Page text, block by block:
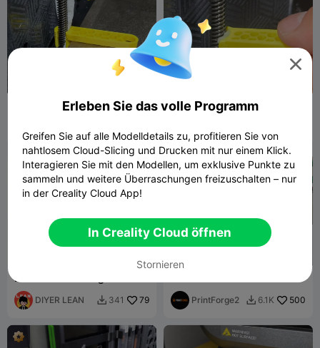
K2-Serie Z-Achsen-
K2-Serie Schmiermittel-
Werkzeug
Erhöhte Halterung für den
SPARKX i7 CFS
Filamentzuführungsschlau
ch
DIYER LEAN  341 79 PrintForge2  6.1K 500

Erleben Sie das volle Programm
Greifen Sie auf alle Modelldetails zu, profitieren Sie von
nahtlosem Cloud-Slicing und Drucken mit nur einem Klick.
Interagieren Sie mit den Modellen, um exklusive Punkte zu
sammeln und weitere Überraschungen freizuschalten – nur
in der Creality Cloud App!
In Creality Cloud öffnen
Stornieren